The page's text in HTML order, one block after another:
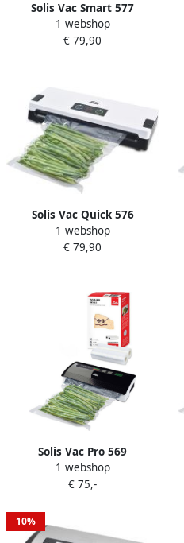
Solis Vac Smart 577
Vacumeermachine
Volautomatische
1 webshop
€ 79,90
Solis Vac Quick 576
Vacumeermachine Vacuum
Sealer Met Slangaansluiting
1 webshop
€ 79,90
Solis Vac Pro 569
Vacumeermachine + 2
Vacuümrollen (20 x 600 cm)
1 webshop
€ 75,-
10%